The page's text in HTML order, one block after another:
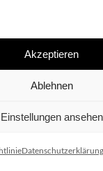
Akzeptieren
Ablehnen
Einstellungen ansehen
Datenschutzerklärung
|
| Design: